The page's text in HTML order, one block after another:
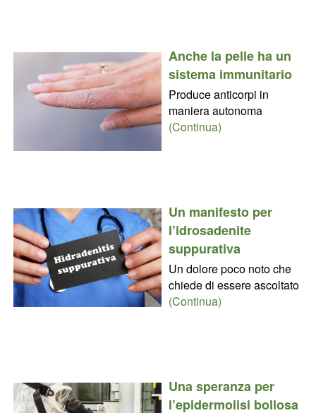
Anche la pelle ha un
sistema immunitario
Produce anticorpi in
maniera autonoma
(Continua)
Un manifesto per
l’idrosadenite
suppurativa
Un dolore poco noto che
chiede di essere ascoltato
(Continua)
Una speranza per
l’epidermolisi bollosa